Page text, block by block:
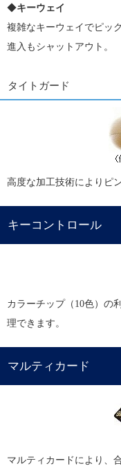
◆キーウェイ
複雑なキーウェイでピッ
進入もシャットアウト。
タイトガード
高度な加工技術によりピ
キーコントロール
カラーチップ（10色）の
理できます。
マルティカード
マルティカードにより、